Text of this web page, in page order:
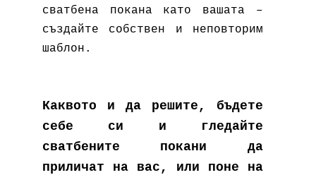
сватбена покана като вашата –
създайте собствен и неповторим
шаблон.
Каквото и да решите, бъдете
себе си и гледайте
сватбените покани да
приличат на вас, или поне на